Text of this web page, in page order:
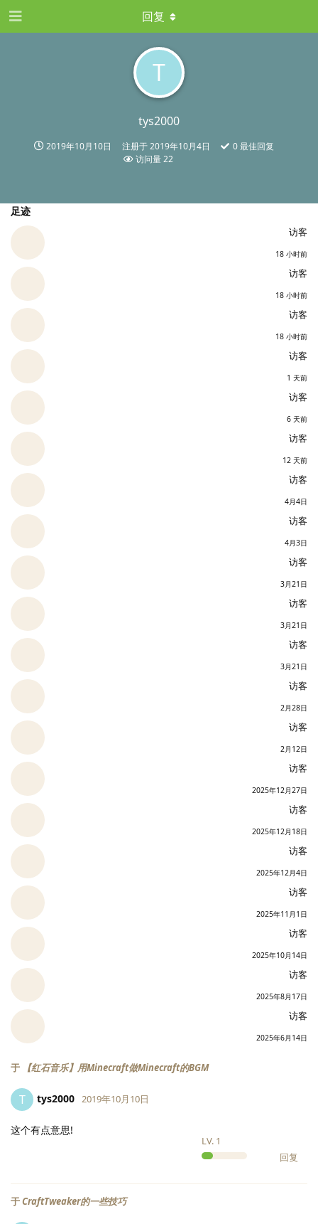
T
tys2000
2019年10月10日 注册于2019年10月4日 0最佳回复
访问量22
回复
足迹
访客
18 小时前
访客
18 小时前
访客
18 小时前
访客
1 天前
访客
6 天前
访客
12 天前
访客
4月4日
访客
4月3日
访客
3月21日
访客
3月21日
访客
3月21日
访客
2月28日
访客
2月12日
访客
2025年12月27日
访客
2025年12月18日
访客
2025年12月4日
访客
2025年11月1日
访客
2025年10月14日
访客
2025年8月17日
访客
2025年6月14日
于 【红石音乐】用Minecraft做Minecraft的BGM
T tys2000
LV. 1
2019年10月10日
这个有点意思!
回复
于CraftTweaker的一些技巧